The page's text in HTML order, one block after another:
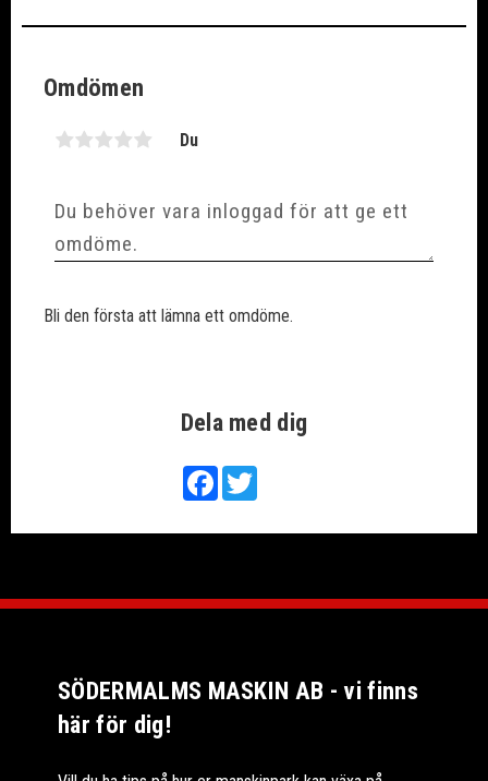
Dela med dig
FacebookTwitter
Omdömen
Du
Bli den första att lämna ett omdöme.
SÖDERMALMS MASKIN AB - vi finns
här för dig!